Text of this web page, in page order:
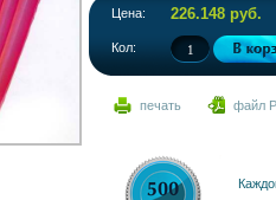
Цена: 226.148 руб.
Кол:
печать файл